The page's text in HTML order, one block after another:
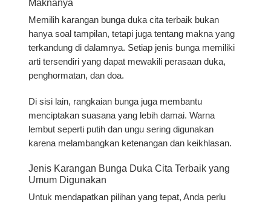
Maknanya
Memilih karangan bunga duka cita terbaik bukan
hanya soal tampilan, tetapi juga tentang makna yang
terkandung di dalamnya. Setiap jenis bunga memiliki
arti tersendiri yang dapat mewakili perasaan duka,
penghormatan, dan doa.
Di sisi lain, rangkaian bunga juga membantu
menciptakan suasana yang lebih damai. Warna
lembut seperti putih dan ungu sering digunakan
karena melambangkan ketenangan dan keikhlasan.
Jenis Karangan Bunga Duka Cita Terbaik yang
Umum Digunakan
Untuk mendapatkan pilihan yang tepat, Anda perlu